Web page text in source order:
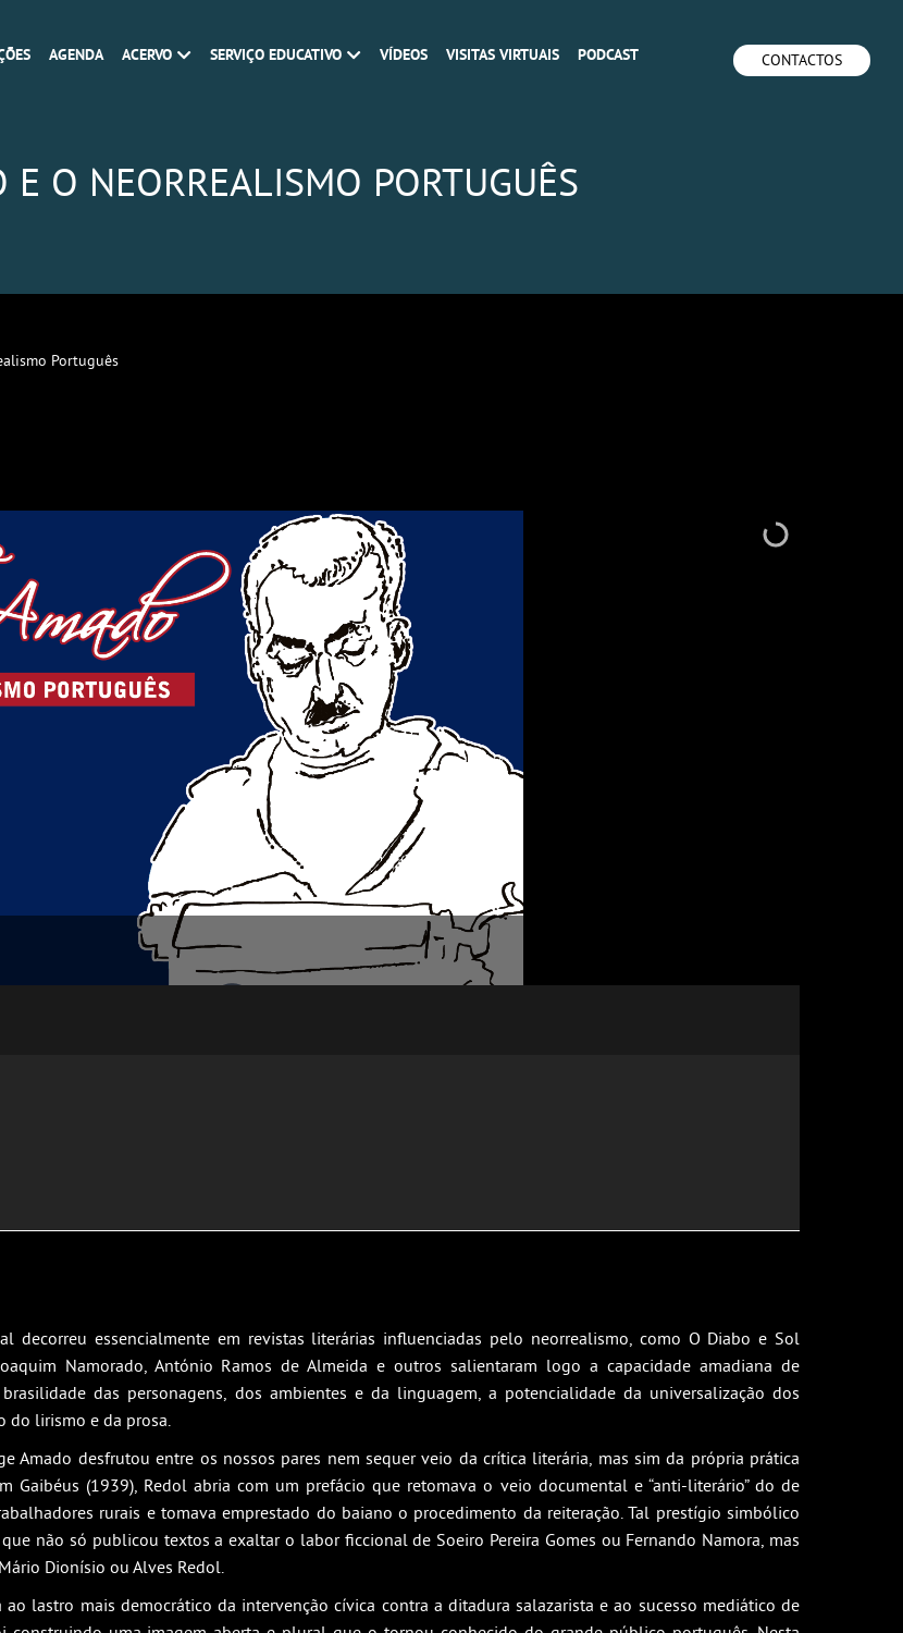
AGENDA ACERVO SERVIÇO EDUCATIVO VÍDEOS VISITAS VIRTUAIS PODCAST CONTACTOS
E O NEORREALISMO PORTUGUÊS
Português
decorreu essencialmente em revistas literárias influenciadas pelo neorrealismo, como O Diabo e Sol
Namorado, António Ramos de Almeida e outros salientaram logo a capacidade amadiana de
das personagens, dos ambientes e da linguagem, a potencialidade da universalização dos
do lirismo e da prosa.
Amado desfrutou entre os nossos pares nem sequer veio da crítica literária, mas sim da própria prática
Gaibéus (1939), Redol abria com um prefácio que retomava o veio documental e “anti-literário” do de
rurais e tomava emprestado do baiano o procedimento da reiteração. Tal prestígio simbólico
não só publicou textos a exaltar o labor ficcional de Soeiro Pereira Gomes ou Fernando Namora, mas
Dionísio ou Alves Redol.
lastro mais democrático da intervenção cívica contra a ditadura salazarista e ao sucesso mediático de